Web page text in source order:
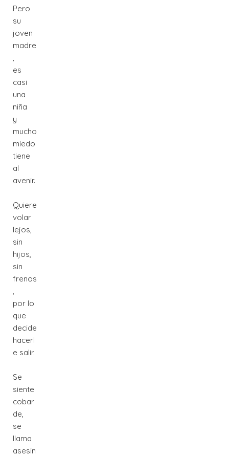
Pero
su
joven
madre
,
es
casi
una
niña
y
mucho
miedo
tiene
al
avenir.
Quiere
volar
lejos,
sin
hijos,
sin
frenos
,
por lo
que
decide
hacerl
e salir.
Se
siente
cobar
de,
se
llama
asesin